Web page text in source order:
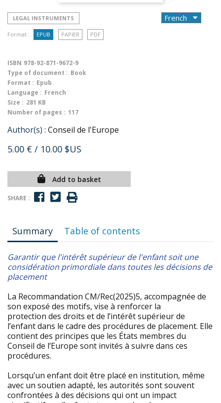
LEGAL INSTRUMENTS
Format : EPUB PAPIER PDF
ISBN 978-92-871-9672-9
Type of document : Book
Format : Epub
Language : French
Size : 281 KB
Number of pages : 117
Author(s) : Conseil de l'Europe
5.00 € / 10.00 $US
Add to basket
SHARE :
Summary Table of contents
Garantir que l'intérêt supérieur de l'enfant soit une
considération primordiale dans toutes les décisions de
placement
La Recommandation CM/Rec(2025)5, accompagnée de
son exposé des motifs, vise à renforcer la
protection des droits et de l’intérêt supérieur de
l’enfant dans le cadre des procédures de placement. Elle
contient des principes que les États membres du
Conseil de l’Europe sont invités à suivre dans ces
procédures.
Lorsqu’un enfant doit être placé en institution, même
avec un soutien adapté, les autorités sont souvent
confrontées à des décisions qui ont un impact